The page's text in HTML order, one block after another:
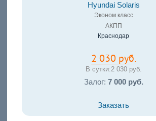
Hyundai Solaris
Эконом класс
АКПП
Краснодар
2 030 руб.
В сутки:2 030 руб.
Залог: 7 000 руб.
Заказать